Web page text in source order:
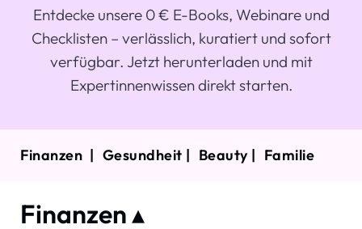
Entdecke unsere 0 € E-Books, Webinare und
Checklisten – verlässlich, kuratiert und sofort
verfügbar. Jetzt herunterladen und mit
Expertinnenwissen direkt starten.
Finanzen | Gesundheit | Beauty | Familie
Finanzen ▴